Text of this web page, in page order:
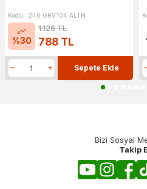
Kodu : 246.GRV.104.ALTN
%30
1.126TL
788 TL
Sepete Ekle
Bizi Sosyal
Takip